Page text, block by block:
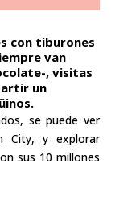
con tiburones
van
, visitas
un
se puede ver
City, y explorar
sus 10 millones